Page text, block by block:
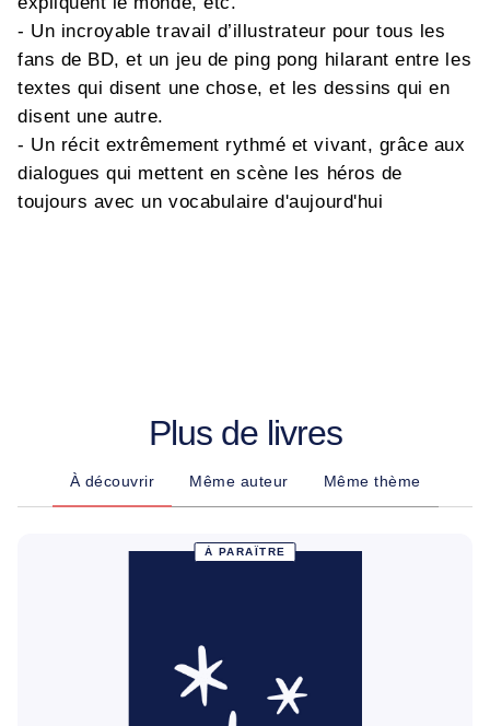
- Un incroyable travail d’illustrateur pour tous les
fans de BD, et un jeu de ping pong hilarant entre les
textes qui disent une chose, et les dessins qui en
disent une autre.
- Un récit extrêmement rythmé et vivant, grâce aux
dialogues qui mettent en scène les héros de
toujours avec un vocabulaire d'aujourd'hui
Plus de livres
À découvrir Même auteur Même thème
À PARAÎTRE